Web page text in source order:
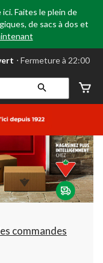
Faites le plein de
de sacs à dos et
⋅ Fermeture à 22:00
commandes